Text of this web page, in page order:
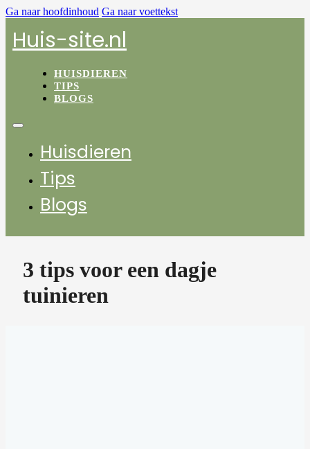
Ga naar hoofdinhoud Ga naar voettekst
Huis-site.nl
HUISDIEREN
TIPS
BLOGS
Huisdieren
Tips
Blogs
3 tips voor een dagje
tuinieren